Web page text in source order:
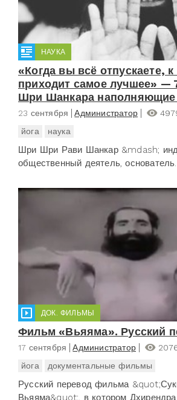
НАУКА
«Когда вы всё отпускаете,
приходит самое лучшее» —
Шри Шанкара
23 сентября Администратор
йога
наука
Шри Шри Рави Шанкар &mdash;
общественный деятель, основатель...
ДОК. ФИЛЬМЫ
Фильм «Вьяяма». Русский
17 сентября Администратор
йога
документальные фильмы
Русский перевод фильма
Вьяяма&quot;, в котором